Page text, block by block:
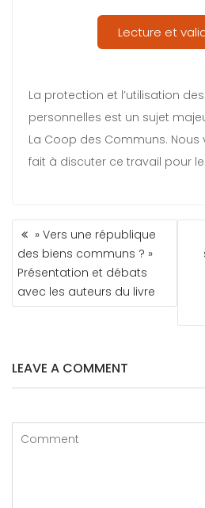
Lecture et
La protection et l’utilisation
personnelles est un sujet
La Coop des Communs.
fait à discuter ce travail pour
» Vers une république
des biens communs ? »
Présentation et débats
avec les auteurs du livre
LEAVE A COMMENT